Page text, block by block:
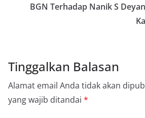
BGN Terhadap Nanik S
Tinggalkan Balasan
Alamat email Anda tidak akan
yang wajib ditandai *